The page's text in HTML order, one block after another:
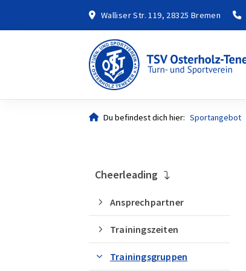
Walliser Str. 119, 28325 Bremen
Du befindest dich hier: Sportangebot
Cheerleading
Ansprechpartner
Trainingszeiten
Trainingsgruppen